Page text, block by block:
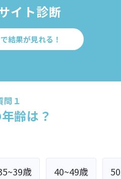
イト診断
結果が見れる！
問１
齢は？
歳 40~49歳